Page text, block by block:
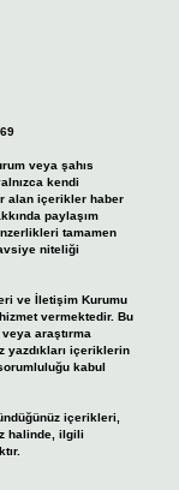
veya şahıs
kendi
alan içerikler haber
paylaşım
tamamen
niteliği
ve İletişim Kurumu
vermektedir. Bu
araştırma
yazdıkları içeriklerin
kabul
içerikleri,
halinde, ilgili